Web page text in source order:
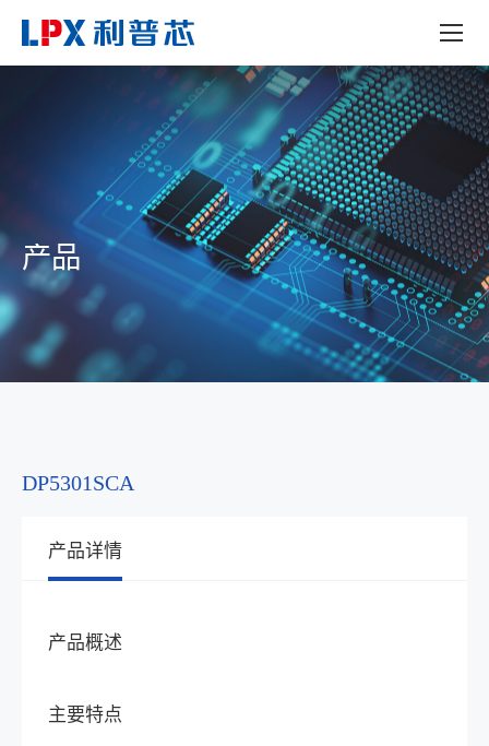
产品
DP5301SCA
产品详情
产品概述
主要特点